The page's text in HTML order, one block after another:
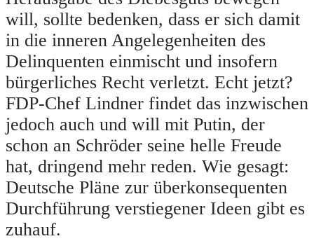
will, sollte bedenken, dass er sich damit
in die inneren Angelegenheiten des
Delinquenten einmischt und insofern
bürgerliches Recht verletzt. Echt jetzt?
FDP-Chef Lindner findet das inzwischen
jedoch auch und will mit Putin, der
schon an Schröder seine helle Freude
hat, dringend mehr reden. Wie gesagt:
Deutsche Pläne zur überkonsequenten
Durchführung verstiegener Ideen gibt es
zuhauf.